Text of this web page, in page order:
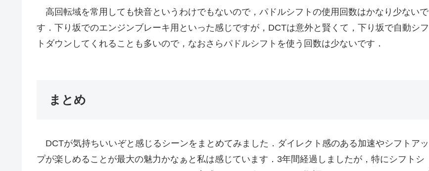
高回転域を常用しても快音というわけでもないので，パドルシフトの使用回数はかなり少ないで
す．下り坂でのエンジンブレーキ用といった感じですが，DCTは意外と賢くて，下り坂で自動シフ
トダウンしてくれることも多いので，なおさらパドルシフトを使う回数は少ないです．
まとめ
DCTが気持ちいいぞと感じるシーンをまとめてみました．ダイレクト感のある加速やシフトアッ
プが楽しめることが最大の魅力かなぁと私は感じています．3年間経過しましたが，特にシフトシ